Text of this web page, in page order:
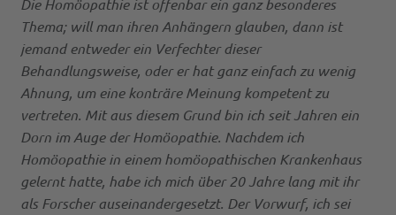
Die Homöopathie ist offenbar ein ganz besonderes
Thema; will man ihren Anhängern glauben, dann ist
jemand entweder ein Verfechter dieser
Behandlungsweise, oder er hat ganz einfach zu wenig
Ahnung, um eine konträre Meinung kompetent zu
vertreten. Mit aus diesem Grund bin ich seit Jahren ein
Dorn im Auge der Homöopathie. Nachdem ich
Homöopathie in einem homöopathischen Krankenhaus
gelernt hatte, habe ich mich über 20 Jahre lang mit ihr
als Forscher auseinandergesetzt. Der Vorwurf, ich sei